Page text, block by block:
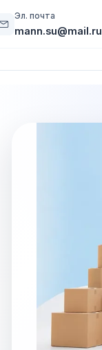
Эл. почта
mann.su@mail.ru